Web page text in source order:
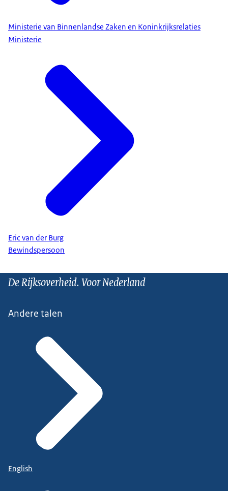
Ministerie van Binnenlandse Zaken en Koninkrijksrelaties
Ministerie
Eric van der Burg
Bewindspersoon
De Rijksoverheid. Voor Nederland
Andere talen
English